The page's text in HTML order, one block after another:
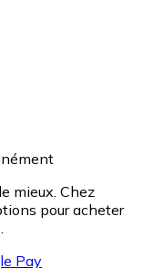
mieux. Chez
pour acheter
Pay